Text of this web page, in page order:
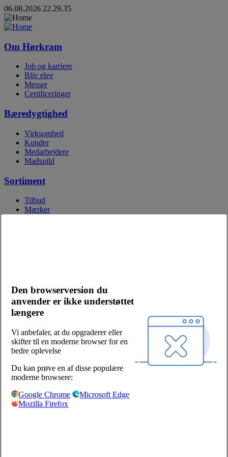
Den browserversion du
anvender er ikke understøttet
længere
Vi anbefaler, at du opgraderer eller
skifter til en moderne browser for en
bedre oplevelse
Du kan prøve en af disse populære
moderne browsere:
Google Chrome
Microsoft Edge
Mozilla Firefox
06.08.2026 22.29.35
Om Hørkram
Job og karriere
Bliv elev
Messer
Certificeringer
Bæredygtighed
Virksomhed
Kunder
Medarbejdere
Madspild
Sortiment
Tilbud
Mærker
Cookies og persondata
Presserum
Whistleblowerordning
LinkedIn
Sjælland/Fyn:
Centervej 1
4180 Sorø
+45 57 87 04 00
salg-soro@hoka.dk